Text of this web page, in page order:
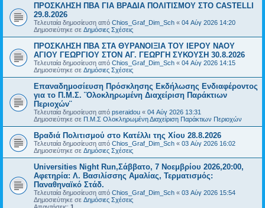
ΠΡΟΣΚΛΗΣΗ ΠΒΑ ΓΙΑ ΒΡΑΔΙΑ ΠΟΛΙΤΙΣΜΟΥ ΣΤΟ CASTELLI
29.8.2026
Τελευταία δημοσίευση από Chios_Graf_Dim_Sch « 04 Αύγ 2026 14:20
Δημοσιεύτηκε σε Δημόσιες Σχέσεις
ΠΡΟΣΚΛΗΣΗ ΠΒΑ ΣΤΑ ΘΥΡΑΝΟΙΞΙΑ ΤΟΥ ΙΕΡΟΥ ΝΑΟΥ
ΑΓΙΟΥ ΓΕΩΡΓΙΟΥ ΣΤΟΝ ΑΓ. ΓΕΩΡΓΗ ΣΥΚΟΥΣΗ 30.8.2026
Τελευταία δημοσίευση από Chios_Graf_Dim_Sch « 04 Αύγ 2026 14:15
Δημοσιεύτηκε σε Δημόσιες Σχέσεις
Επαναδημοσίευση Πρόσκλησης Εκδήλωσης Ενδιαφέροντος
για το Π.Μ.Σ. ¨Ολοκληρωμένη Διαχείριση Παράκτιων
Περιοχών¨
Τελευταία δημοσίευση από pseraidou « 04 Αύγ 2026 13:31
Δημοσιεύτηκε σε Π.Μ.Σ Ολοκληρωμένη Διαχείριση Παράκτιων Περιοχών
Βραδιά Πολιτισμού στο Κατέλλι της Χίου 28.8.2026
Τελευταία δημοσίευση από Chios_Graf_Dim_Sch « 03 Αύγ 2026 16:02
Δημοσιεύτηκε σε Δημόσιες Σχέσεις
Universities Night Run,Σάββατο, 7 Νοεμβρίου 2026,20:00,
Αφετηρία: Λ. Βασιλίσσης Αμαλίας, Τερματισμός:
Παναθηναϊκό Στάδ.
Τελευταία δημοσίευση από Chios_Graf_Dim_Sch « 03 Αύγ 2026 15:54
Δημοσιεύτηκε σε Δημόσιες Σχέσεις
Απαντήσεις: 1